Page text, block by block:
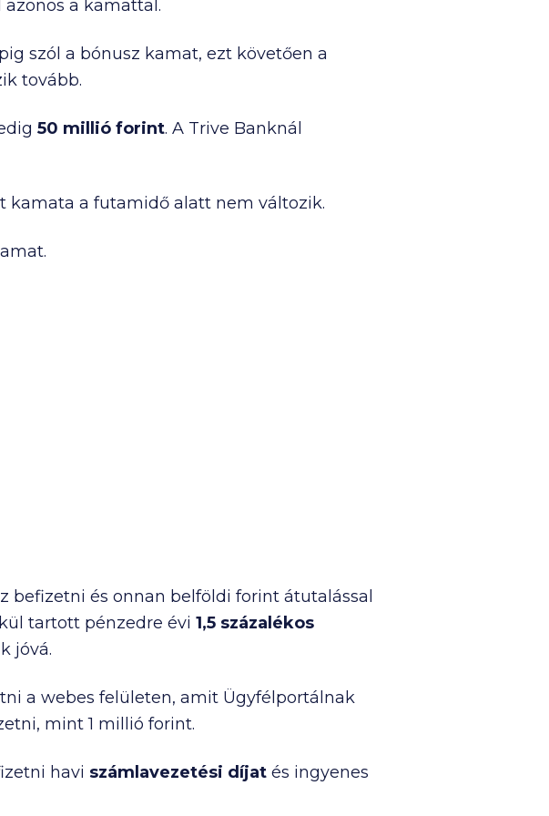
Bank, KDB Bank, Oberbank, Bank of China.
a kamattal.
szól a bónusz kamat, ezt követően a
tovább.
50 millió forint. A Trive Banknál
kamata a futamidő alatt nem változik.
befizetni és onnan belföldi forint átutalással
tartott pénzedre évi 1,5 százalékos
jóvá.
a webes felületen, amit Ügyfélportálnak
mint1 millió forint.
havi számlavezetési díjat és ingyenes